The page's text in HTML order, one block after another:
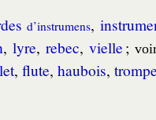
d’ins­tru­mens,
,lyre,re­bec,vielle;
, flute, hau­bois, trompe